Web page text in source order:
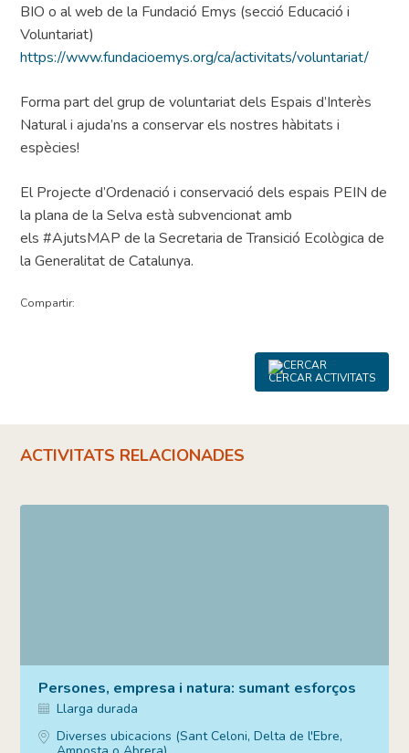
BIO o al web de la Fundació Emys (secció Educació i
Voluntariat)
https://www.fundacioemys.org/ca/activitats/voluntariat/
Forma part del grup de voluntariat dels Espais d’Interès
Natural i ajuda’ns a conservar els nostres hàbitats i
espècies!
El Projecte d’Ordenació i conservació dels espais PEIN de
la plana de la Selva està subvencionat amb
els #AjutsMAP de la Secretaria de Transició Ecològica de
la Generalitat de Catalunya.
Compartir:
CERCAR ACTIVITATS
ACTIVITATS RELACIONADES
Persones, empresa i natura: sumant esforços
Llarga durada
Diverses ubicacions (Sant Celoni, Delta de l'Ebre,